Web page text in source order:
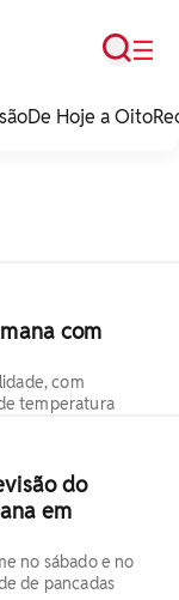
☰
Busca
De Hoje a Oito
com
com
temperatura
do
em
no sábado e no
de pancadas